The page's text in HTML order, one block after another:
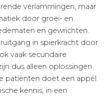
verlammingen, maar
door groei- en
en gewrichten.
in spierkracht door
vaak secundaire
dus alleen oplossingen
patiënten doet een appél
kennis, in een